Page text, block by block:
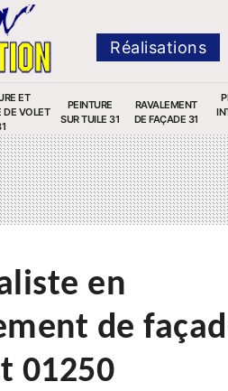
Réalisations
ET
DE VOLET
PEINTURE
SUR TUILE 31
RAVALEMENT
DE FAÇADE 31
en
de
01250